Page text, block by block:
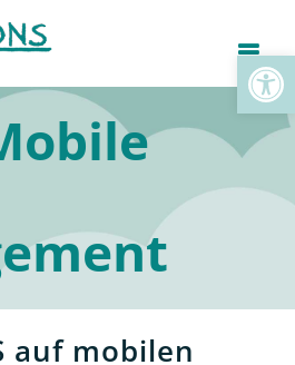
auf mobilen